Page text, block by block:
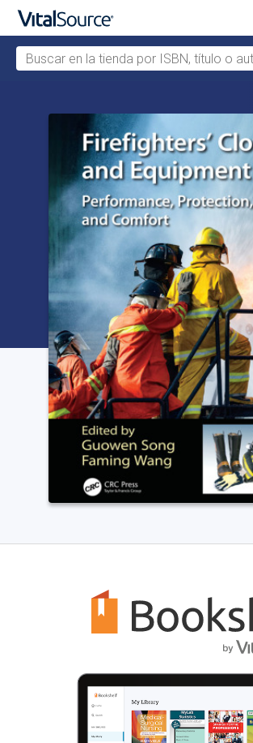
Buscar en la tienda por ISBN, título o autor